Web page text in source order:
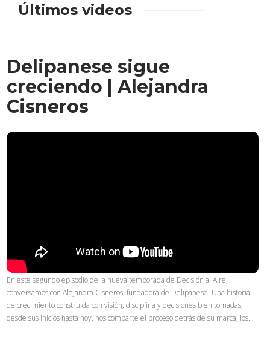
Últimos videos
Delipanese sigue
creciendo | Alejandra
Cisneros
En este segundo episodio de la nueva temporada de Decisión al Aire,
conversamos con Alejandra Cisneros, fundadora de Delipanese. Una historia
de crecimiento construida con visión, disciplina y decisiones bien tomadas;
desde sus inicios hasta hoy, nos comparte el proceso detrás de su marca, los…